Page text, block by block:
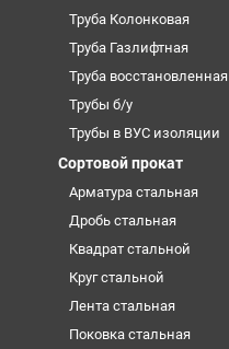
Труба Колонковая
Труба Газлифтная
Труба восстановленная
Трубы б/у
Трубы в ВУС изоляции
Сортовой прокат
Арматура стальная
Дробь стальная
Квадрат стальной
Круг стальной
Лента стальная
Поковка стальная